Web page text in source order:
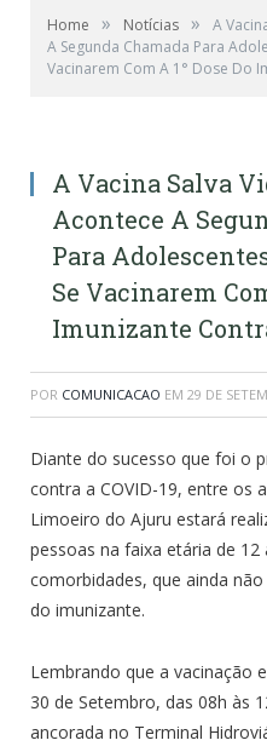
Home » Notícias »
A
A Segunda Chamada Para
Vacinarem Com A 1° Dose Do
A Vacina Salva
Acontece A
Para
Se Vacinarem
Imunizante
POR COMUNICACAO EM 29 DE
Diante do sucesso que foi o
contra a COVID-19, entre os
Limoeiro do Ajuru estará
pessoas na faixa etária de 12
comorbidades, que ainda não
do imunizante.
Lembrando que a vacinação
30 de Setembro, das 08h às
ancorada no Terminal